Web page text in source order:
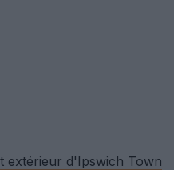
extérieur d'Ipswich Town